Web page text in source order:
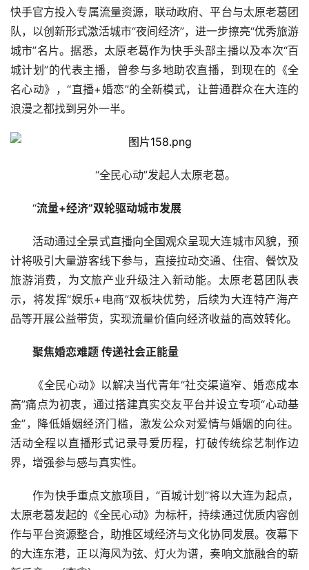
快手官方投入专属流量资源，联动政府、平台与太原老葛团
队，以创新形式激活城市“夜间经济”，进一步擦亮“优秀旅游
城市”名片。据悉，太原老葛作为快手头部主播以及本次“百
城计划”的代表主播，曾参与多地助农直播，到现在的《全
名心动》，“直播+婚恋”的全新模式，让普通群众在大连的
浪漫之都找到另外一半。
“全民心动”发起人太原老葛。
“流量+经济”双轮驱动城市发展
活动通过全景式直播向全国观众呈现大连城市风貌，预
计将吸引大量游客线下参与，直接拉动交通、住宿、餐饮及
旅游消费，为文旅产业升级注入新动能。太原老葛团队表
示，将发挥“娱乐+电商”双板块优势，后续为大连特产海产
品等开展公益带货，实现流量价值向经济收益的高效转化。
聚焦婚恋难题 传递社会正能量
《全民心动》以解决当代青年“社交渠道窄、婚恋成本
高”痛点为初衷，通过搭建真实交友平台并设立专项“心动基
金”，降低婚姻经济门槛，激发公众对爱情与婚姻的向往。
活动全程以直播形式记录寻爱历程，打破传统综艺制作边
界，增强参与感与真实性。
作为快手重点文旅项目，“百城计划”将以大连为起点，
太原老葛发起的《全民心动》为标杆，持续通过优质内容创
作与平台资源整合，助推区域经济与文化协同发展。夜幕下
的大连东港，正以海风为弦、灯火为谱，奏响文旅融合的崭